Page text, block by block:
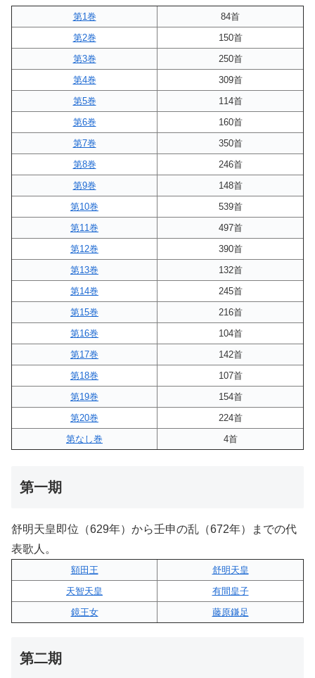
第1巻
84首
第2巻
150首
第3巻
250首
第4巻
309首
第5巻
114首
第6巻
160首
第7巻
350首
第8巻
246首
第9巻
148首
第10巻
539首
第11巻
497首
第12巻
390首
第13巻
132首
第14巻
245首
第15巻
216首
第16巻
104首
第17巻
142首
第18巻
107首
第19巻
154首
第20巻
224首
第なし巻
4首
第一期
舒明天皇即位（629年）から壬申の乱（672年）までの代
表歌人。
額田王
舒明天皇
天智天皇
有間皇子
鏡王女
藤原鎌足
第二期